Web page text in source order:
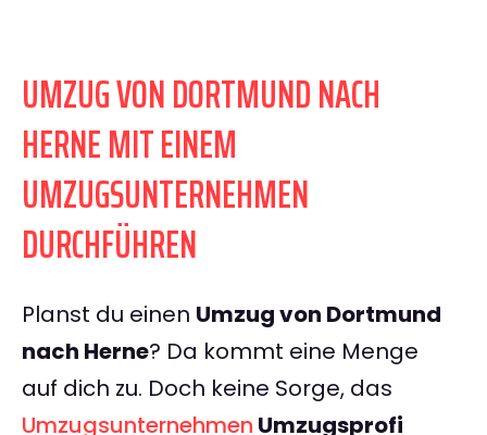
UMZUG VON DORTMUND NACH
HERNE MIT EINEM
UMZUGSUNTERNEHMEN
DURCHFÜHREN
Planst du einen Umzug von Dortmund
nach Herne? Da kommt eine Menge
auf dich zu. Doch keine Sorge, das
Umzugsunternehmen Umzugsprofi